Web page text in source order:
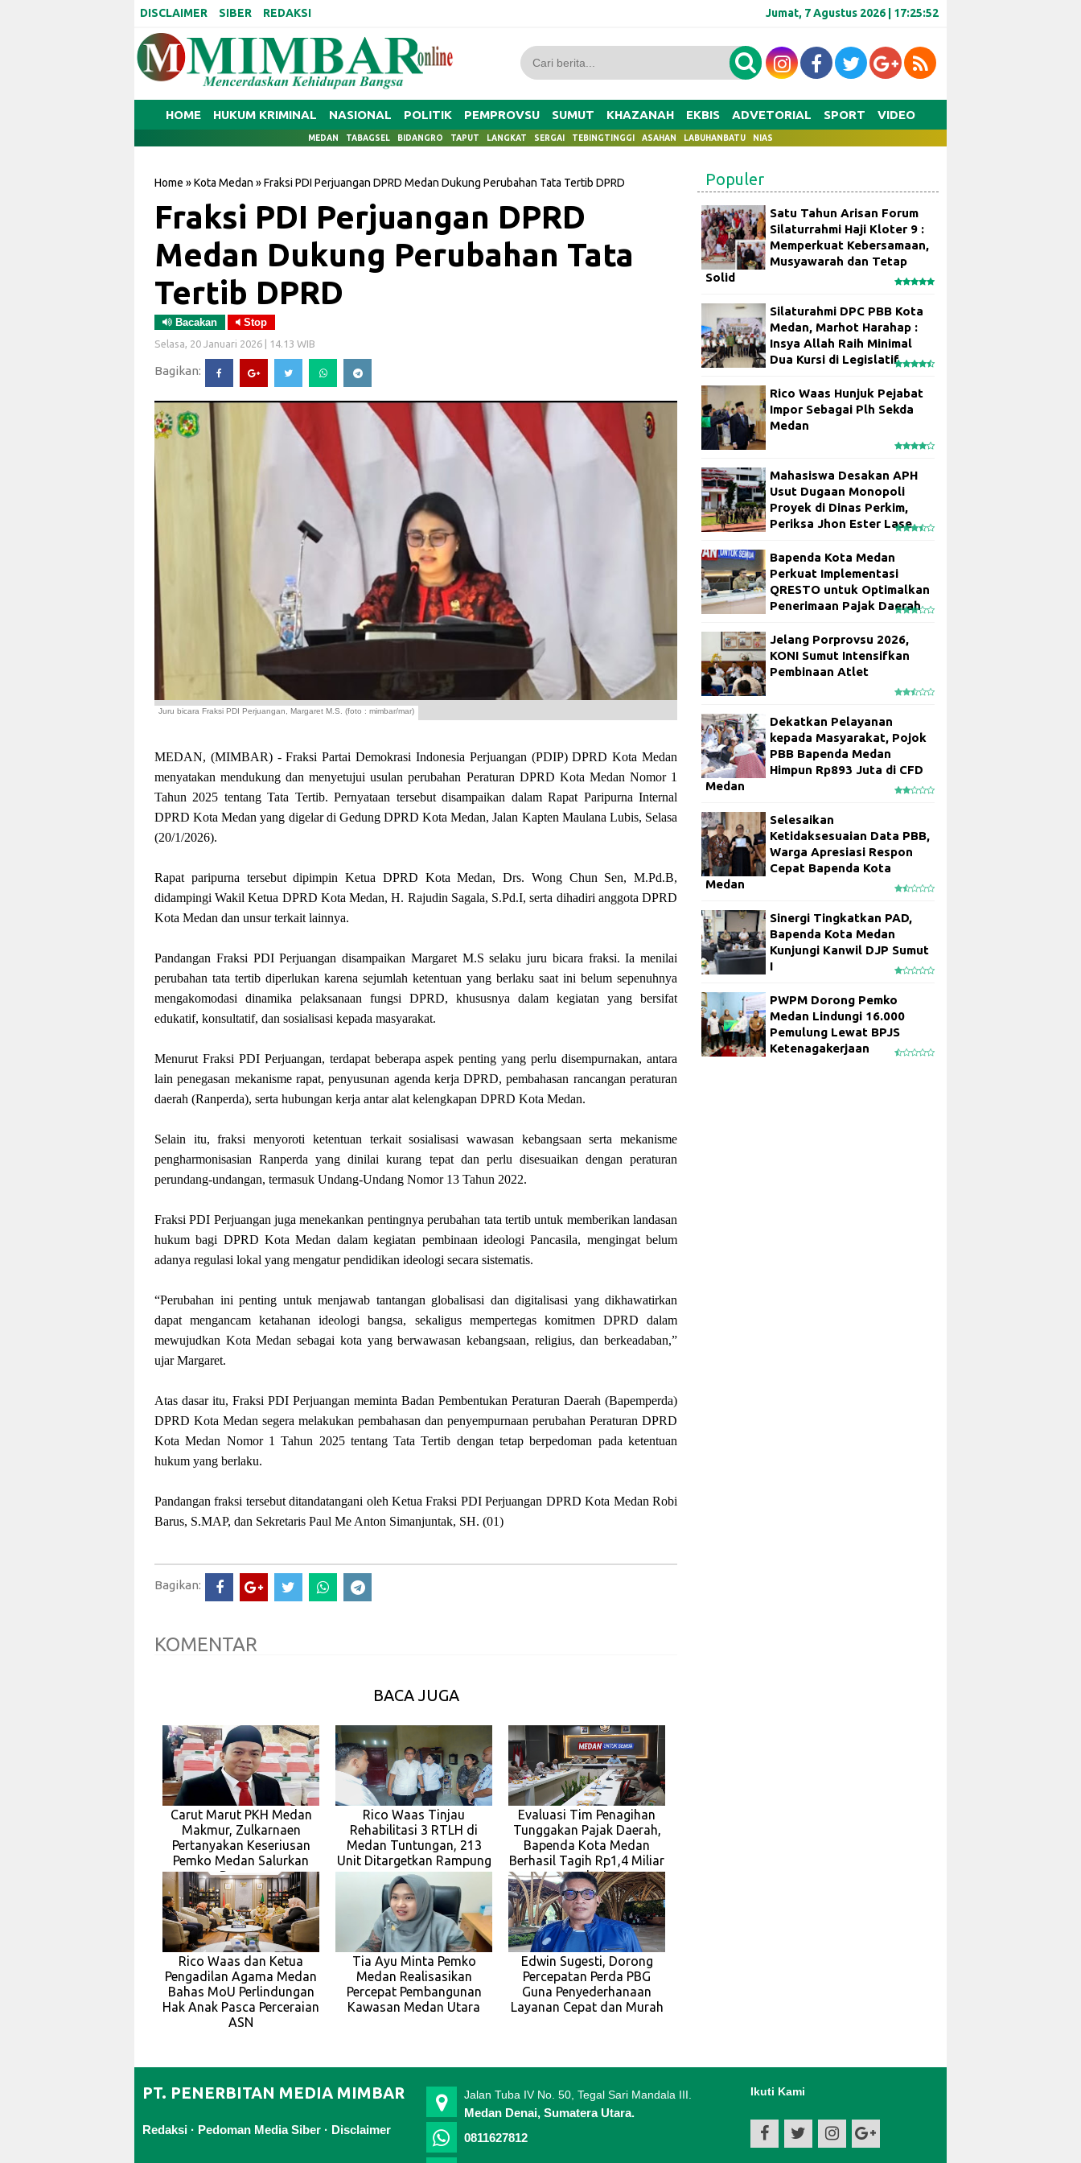
DISCLAIMER SIBER REDAKSI Jumat, 7 Agustus 2026 | 17:25:52
HOME HUKUM KRIMINAL NASIONAL POLITIK PEMPROVSU SUMUT KHAZANAH EKBIS ADVETORIAL SPORT VIDEO
MEDAN TABAGSEL BIDANGRO TAPUT LANGKAT SERGAI TEBINGTINGGI ASAHAN LABUHANBATU NIAS
Home »Kota Medan »Fraksi PDI Perjuangan DPRD Medan Dukung Perubahan Tata Tertib DPRD
Fraksi PDI Perjuangan DPRD
Medan Dukung Perubahan Tata
Tertib DPRD
Bacakan Stop
Selasa, 20 Januari 2026 | 14.13 WIB
Bagikan:
Juru bicara Fraksi PDI Perjuangan, Margaret M.S. (foto : mimbar/mar)
MEDAN, (MIMBAR) - Fraksi Partai Demokrasi Indonesia Perjuangan (PDIP) DPRD Kota Medan
menyatakan mendukung dan menyetujui usulan perubahan Peraturan DPRD Kota Medan Nomor 1
Tahun 2025 tentang Tata Tertib. Pernyataan tersebut disampaikan dalam Rapat Paripurna Internal
DPRD Kota Medan yang digelar di Gedung DPRD Kota Medan, Jalan Kapten Maulana Lubis, Selasa
(20/1/2026).
Rapat paripurna tersebut dipimpin Ketua DPRD Kota Medan, Drs. Wong Chun Sen, M.Pd.B,
didampingi Wakil Ketua DPRD Kota Medan, H. Rajudin Sagala, S.Pd.I, serta dihadiri anggota DPRD
Kota Medan dan unsur terkait lainnya.
Pandangan Fraksi PDI Perjuangan disampaikan Margaret M.S selaku juru bicara fraksi. Ia menilai
perubahan tata tertib diperlukan karena sejumlah ketentuan yang berlaku saat ini belum sepenuhnya
mengakomodasi dinamika pelaksanaan fungsi DPRD, khususnya dalam kegiatan yang bersifat
edukatif, konsultatif, dan sosialisasi kepada masyarakat.
Menurut Fraksi PDI Perjuangan, terdapat beberapa aspek penting yang perlu disempurnakan, antara
lain penegasan mekanisme rapat, penyusunan agenda kerja DPRD, pembahasan rancangan peraturan
daerah (Ranperda), serta hubungan kerja antar alat kelengkapan DPRD Kota Medan.
Selain itu, fraksi menyoroti ketentuan terkait sosialisasi wawasan kebangsaan serta mekanisme
pengharmonisasian Ranperda yang dinilai kurang tepat dan perlu disesuaikan dengan peraturan
perundang-undangan, termasuk Undang-Undang Nomor 13 Tahun 2022.
Fraksi PDI Perjuangan juga menekankan pentingnya perubahan tata tertib untuk memberikan landasan
hukum bagi DPRD Kota Medan dalam kegiatan pembinaan ideologi Pancasila, mengingat belum
adanya regulasi lokal yang mengatur pendidikan ideologi secara sistematis.
“Perubahan ini penting untuk menjawab tantangan globalisasi dan digitalisasi yang dikhawatirkan
dapat mengancam ketahanan ideologi bangsa, sekaligus mempertegas komitmen DPRD dalam
mewujudkan Kota Medan sebagai kota yang berwawasan kebangsaan, religius, dan berkeadaban,”
ujar Margaret.
Atas dasar itu, Fraksi PDI Perjuangan meminta Badan Pembentukan Peraturan Daerah (Bapemperda)
DPRD Kota Medan segera melakukan pembahasan dan penyempurnaan perubahan Peraturan DPRD
Kota Medan Nomor 1 Tahun 2025 tentang Tata Tertib dengan tetap berpedoman pada ketentuan
hukum yang berlaku.
Pandangan fraksi tersebut ditandatangani oleh Ketua Fraksi PDI Perjuangan DPRD Kota Medan Robi
Barus, S.MAP, dan Sekretaris Paul Me Anton Simanjuntak, SH. (01)
Bagikan:
KOMENTAR
BACA JUGA
Carut Marut PKH Medan
Makmur, Zulkarnaen
Pertanyakan Keseriusan
Pemko Medan Salurkan
Bansos
Rico Waas Tinjau
Rehabilitasi 3 RTLH di
Medan Tuntungan, 213
Unit Ditargetkan Rampung
Evaluasi Tim Penagihan
Tunggakan Pajak Daerah,
Bapenda Kota Medan
Berhasil Tagih Rp1,4 Miliar
pada J
Rico Waas dan Ketua
Pengadilan Agama Medan
Bahas MoU Perlindungan
Hak Anak Pasca Perceraian
ASN
Tia Ayu Minta Pemko
Medan Realisasikan
Percepat Pembangunan
Kawasan Medan Utara
Edwin Sugesti, Dorong
Percepatan Perda PBG
Guna Penyederhanaan
Layanan Cepat dan Murah
Populer
Satu Tahun Arisan Forum
Silaturrahmi Haji Kloter 9 :
Memperkuat Kebersamaan,
Musyawarah dan Tetap
Solid
Silaturahmi DPC PBB Kota
Medan, Marhot Harahap :
Insya Allah Raih Minimal
Dua Kursi di Legislatif
Rico Waas Hunjuk Pejabat
Impor Sebagai Plh Sekda
Medan
Mahasiswa Desakan APH
Usut Dugaan Monopoli
Proyek di Dinas Perkim,
Periksa Jhon Ester Lase
Bapenda Kota Medan
Perkuat Implementasi
QRESTO untuk Optimalkan
Penerimaan Pajak Daerah
Jelang Porprovsu 2026,
KONI Sumut Intensifkan
Pembinaan Atlet
Dekatkan Pelayanan
kepada Masyarakat, Pojok
PBB Bapenda Medan
Himpun Rp893 Juta di CFD
Medan
Selesaikan
Ketidaksesuaian Data PBB,
Warga Apresiasi Respon
Cepat Bapenda Kota
Medan
Sinergi Tingkatkan PAD,
Bapenda Kota Medan
Kunjungi Kanwil DJP Sumut
I
PWPM Dorong Pemko
Medan Lindungi 16.000
Pemulung Lewat BPJS
Ketenagakerjaan
PT. PENERBITAN MEDIA MIMBAR
Redaksi · Pedoman Media Siber · Disclaimer
Jalan Tuba IV No. 50, Tegal Sari Mandala III.
Medan Denai, Sumatera Utara.
0811627812
Ikuti Kami